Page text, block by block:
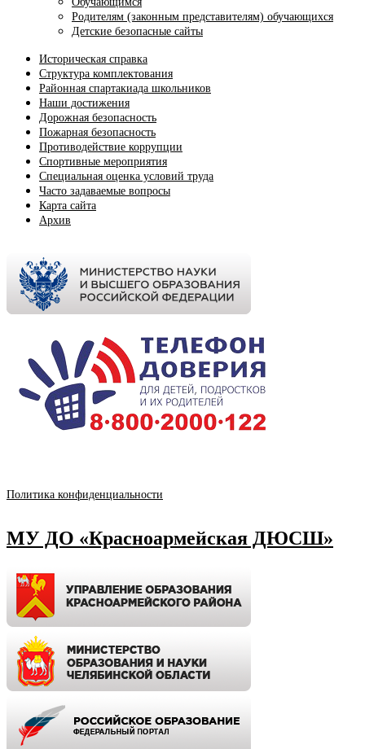
Родителям (законным представителям) обучающихся
Детские безопасные сайты
Историческая справка
Структура комплектования
Районная спартакиада школьников
Наши достижения
Дорожная безопасность
Пожарная безопасность
Противодействие коррупции
Спортивные мероприятия
Cпециальная оценка условий труда
Часто задаваемые вопросы
Карта сайта
Архив
Политика конфиденциальности
МУ ДО «Красноармейская ДЮСШ»